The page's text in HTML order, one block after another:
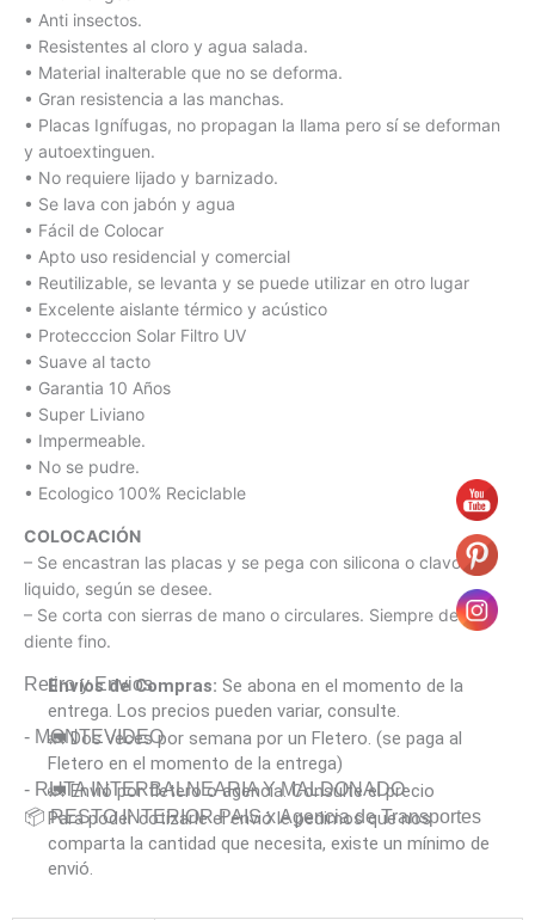
• Anti insectos.
• Resistentes al cloro y agua salada.
• Material inalterable que no se deforma.
• Gran resistencia a las manchas.
• Placas Ignífugas, no propagan la llama pero sí se deforman
y autoextinguen.
• No requiere lijado y barnizado.
• Se lava con jabón y agua
• Fácil de Colocar
• Apto uso residencial y comercial
• Reutilizable, se levanta y se puede utilizar en otro lugar
• Excelente aislante térmico y acústico
• Protecccion Solar Filtro UV
• Suave al tacto
• Garantia 10 Años
• Super Liviano
• Impermeable.
• No se pudre.
• Ecologico 100% Reciclable
COLOCACIÓN
– Se encastran las placas y se pega con silicona o clavo
liquido, según se desee.
– Se corta con sierras de mano o circulares. Siempre de
diente fino.
Retiro y Envios
Envíos de Compras: Se abona en el momento de la
entrega. Los precios pueden variar, consulte.
- MONTEVIDEO
🚛 Dos veces por semana por un Fletero. (se paga al
Fletero en el momento de la entrega)
- RUTA INTERBALNEARIA Y MALDONADO
🚛 Envió por fletero o agencia. Consulte el precio
📦 RESTO INTERIOR PAIS x Agencia de Transportes
Para poder cotizarle el envió le pedimos que nos
comparta la cantidad que necesita, existe un mínimo de
envió.